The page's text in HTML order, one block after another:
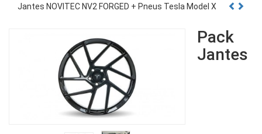
Jantes NOVITEC NV2 FORGED + Pneus Tesla Model X
Pack
Jantes